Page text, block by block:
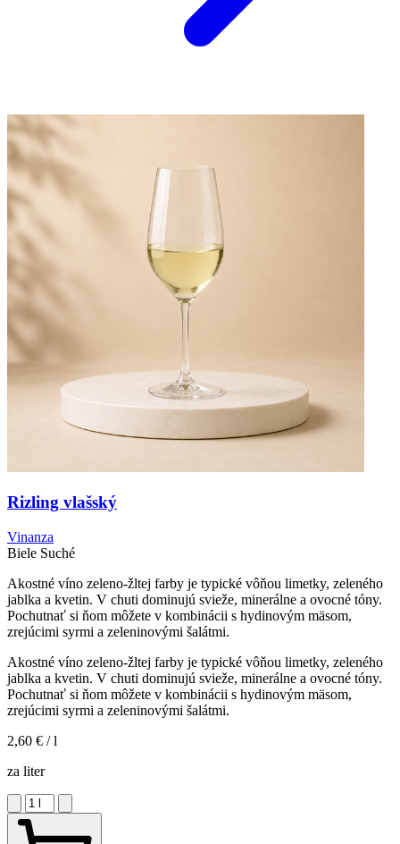
Rizling vlašský
Vinanza
Biele Suché
Akostné víno zeleno-žltej farby je typické vôňou limetky, zeleného
jablka a kvetin. V chuti dominujú svieže, minerálne a ovocné tóny.
Pochutnať si ňom môžete v kombinácii s hydinovým mäsom,
zrejúcimi syrmi a zeleninovými šalátmi.
Akostné víno zeleno-žltej farby je typické vôňou limetky, zeleného
jablka a kvetin. V chuti dominujú svieže, minerálne a ovocné tóny.
Pochutnať si ňom môžete v kombinácii s hydinovým mäsom,
zrejúcimi syrmi a zeleninovými šalátmi.
2,60 € / l
za liter